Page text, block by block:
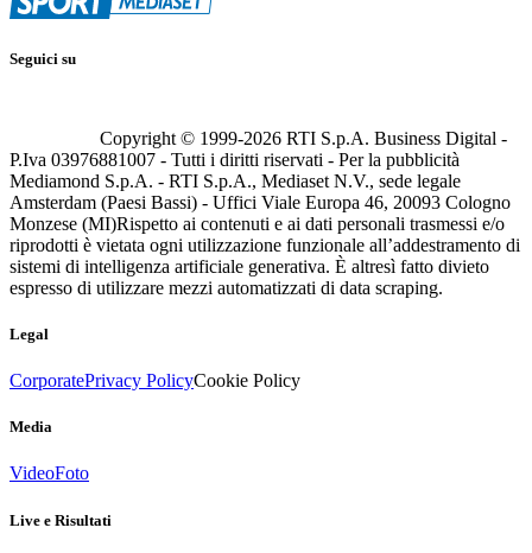
Seguici su
Copyright © 1999-2026 RTI S.p.A. Business Digital -
P.Iva 03976881007 - Tutti i diritti riservati - Per la pubblicità
Mediamond S.p.A. - RTI S.p.A., Mediaset N.V., sede legale
Amsterdam (Paesi Bassi) - Uffici Viale Europa 46, 20093 Cologno
Monzese (MI)Rispetto ai contenuti e ai dati personali trasmessi e/o
riprodotti è vietata ogni utilizzazione funzionale all’addestramento di
sistemi di intelligenza artificiale generativa. È altresì fatto divieto
espresso di utilizzare mezzi automatizzati di data scraping.
Legal
CorporatePrivacy PolicyCookie Policy
Media
VideoFoto
Live e Risultati